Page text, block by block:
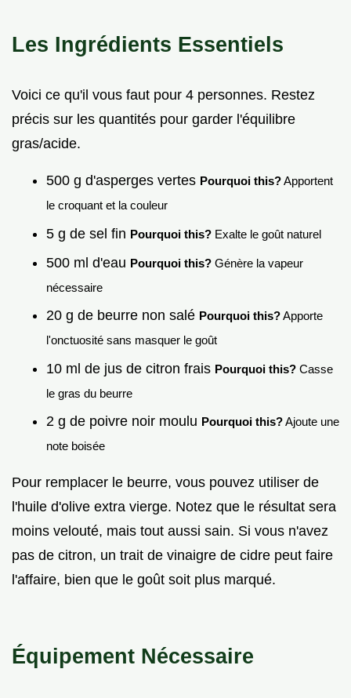
Les Ingrédients Essentiels
Voici ce qu'il vous faut pour 4 personnes. Restez
précis sur les quantités pour garder l'équilibre
gras/acide.
500 g d'asperges vertes Pourquoi this?Apportent
le croquant et la couleur
5 g de sel fin Pourquoi this? Exalte le goût naturel
500 ml d'eau Pourquoi this? Génère la vapeur
nécessaire
20 g de beurre non salé Pourquoi this?Apporte
l'onctuosité sans masquer le goût
10 ml de jus de citron frais Pourquoi this? Casse
le gras du beurre
2 g de poivre noir moulu Pourquoi this?Ajoute une
note boisée
Pour remplacer le beurre, vous pouvez utiliser de
l'huile d'olive extra vierge. Notez que le résultat sera
moins velouté, mais tout aussi sain. Si vous n'avez
pas de citron, un trait de vinaigre de cidre peut faire
l'affaire, bien que le goût soit plus marqué.
Équipement Nécessaire